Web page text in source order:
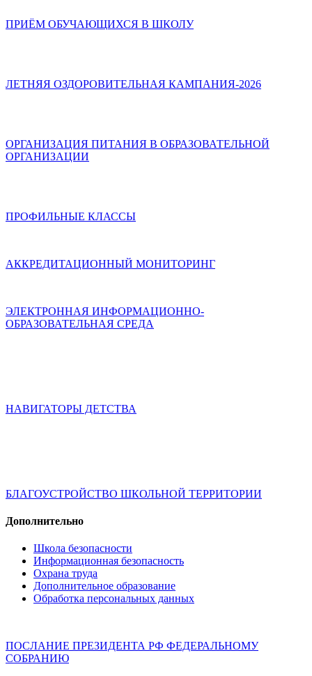
ПРИЁМ ОБУЧАЮЩИХСЯ В ШКОЛУ
ЛЕТНЯЯ ОЗДОРОВИТЕЛЬНАЯ КАМПАНИЯ-2026
ОРГАНИЗАЦИЯ ПИТАНИЯ В ОБРАЗОВАТЕЛЬНОЙ
ОРГАНИЗАЦИИ
ПРОФИЛЬНЫЕ КЛАССЫ
АККРЕДИТАЦИОННЫЙ МОНИТОРИНГ
ЭЛЕКТРОННАЯ ИНФОРМАЦИОННО-
ОБРАЗОВАТЕЛЬНАЯ СРЕДА
НАВИГАТОРЫ ДЕТСТВА
БЛАГОУСТРОЙСТВО ШКОЛЬНОЙ ТЕРРИТОРИИ
Дополнительно
Школа безопасности
Информационная безопасность
Охрана труда
Дополнительное образование
Обработка персональных данных
ПОСЛАНИЕ ПРЕЗИДЕНТА РФ ФЕДЕРАЛЬНОМУ
СОБРАНИЮ